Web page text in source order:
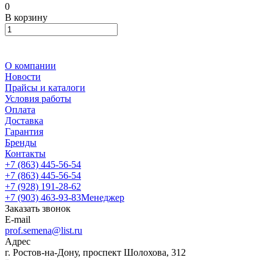
0
В корзину
О компании
Новости
Прайсы и каталоги
Условия работы
Оплата
Доставка
Гарантия
Бренды
Контакты
+7 (863) 445-56-54
+7 (863) 445-56-54
+7 (928) 191-28-62
+7 (903) 463-93-83Менеджер
Заказать звонок
E-mail
prof.semena@list.ru
Адрес
г. Ростов-на-Дону, проспект Шолохова, 312